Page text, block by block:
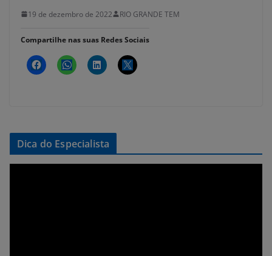
19 de dezembro de 2022 RIO GRANDE TEM
Compartilhe nas suas Redes Sociais
Dica do Especialista